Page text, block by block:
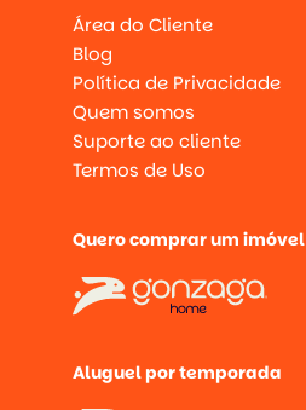
Área do Cliente
Blog
Política de Privacidade
Quem somos
Suporte ao cliente
Termos de Uso
Quero comprar um imóvel
Aluguel por temporada